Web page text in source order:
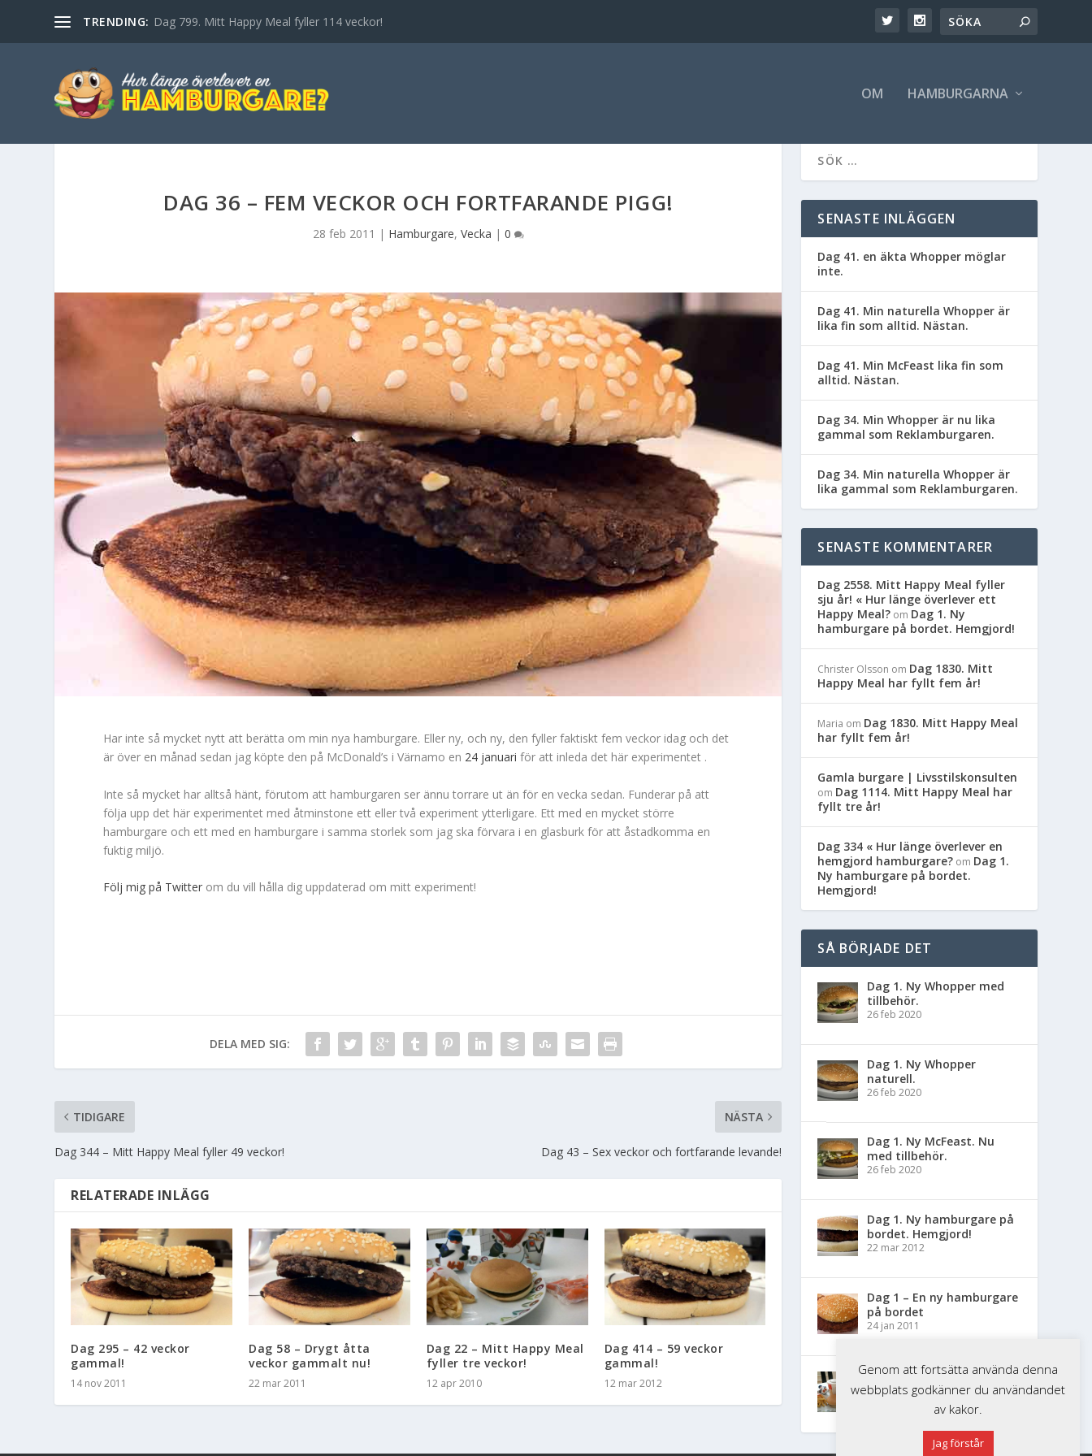
TRENDING: Dag 799. Mitt Happy Meal fyller 114 veckor!
OM HAMBURGARNA
DAG 36 – FEM VECKOR OCH FORTFARANDE PIGG!
28 feb 2011 | Hamburgare, Vecka | 0
Har inte så mycket nytt att berätta om min nya hamburgare. Eller ny, och ny, den fyller faktiskt fem veckor idag och det
är över en månad sedan jag köpte den på McDonald’s i Värnamo en 24 januari för att inleda det här experimentet .
Inte så mycket har alltså hänt, förutom att hamburgaren ser ännu torrare ut än för en vecka sedan. Funderar på att
följa upp det här experimentet med åtminstone ett eller två experiment ytterligare. Ett med en mycket större
hamburgare och ett med en hamburgare i samma storlek som jag ska förvara i en glasburk för att åstadkomma en
fuktig miljö.
Följ mig på Twitter om du vill hålla dig uppdaterad om mitt experiment!
DELA MED SIG:
TIDIGARE
Dag 344 – Mitt Happy Meal fyller 49 veckor!
NÄSTA
Dag 43 – Sex veckor och fortfarande levande!
RELATERADE INLÄGG
Dag 295 – 42 veckor
gammal!
14 nov 2011
Dag 58 – Drygt åtta
veckor gammalt nu!
22 mar 2011
Dag 22 – Mitt Happy Meal
fyller tre veckor!
12 apr 2010
Dag 414 – 59 veckor
gammal!
12 mar 2012
SENASTE INLÄGGEN
Dag 41. en äkta Whopper möglar
inte.
Dag 41. Min naturella Whopper är
lika fin som alltid. Nästan.
Dag 41. Min McFeast lika fin som
alltid. Nästan.
Dag 34. Min Whopper är nu lika
gammal som Reklamburgaren.
Dag 34. Min naturella Whopper är
lika gammal som Reklamburgaren.
SENASTE KOMMENTARER
Dag 2558. Mitt Happy Meal fyller
sju år! « Hur länge överlever ett
Happy Meal? om Dag 1. Ny
hamburgare på bordet. Hemgjord!
Christer Olsson om Dag 1830. Mitt
Happy Meal har fyllt fem år!
Maria om Dag 1830. Mitt Happy Meal
har fyllt fem år!
Gamla burgare | Livsstilskonsulten
om Dag 1114. Mitt Happy Meal har
fyllt tre år!
Dag 334 « Hur länge överlever en
hemgjord hamburgare? om Dag 1.
Ny hamburgare på bordet.
Hemgjord!
SÅ BÖRJADE DET
Dag 1. Ny Whopper med
tillbehör.
26 feb 2020
Dag 1. Ny Whopper
naturell.
26 feb 2020
Dag 1. Ny McFeast. Nu
med tillbehör.
26 feb 2020
Dag 1. Ny hamburgare på
bordet. Hemgjord!
22 mar 2012
Dag 1 – En ny hamburgare
på bordet
24 jan 2011
Dag 1 – Nytt Happy Meal
på bordet
Genom att fortsätta använda denna
webbplats godkänner du användandet
av kakor.
Jag förstår